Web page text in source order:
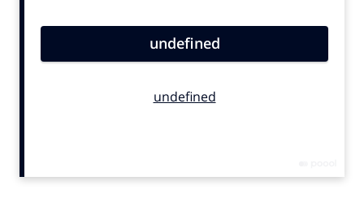
Carriere